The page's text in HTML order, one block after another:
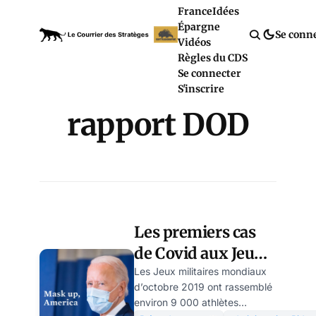
FranceIdées
Épargne
Vidéos
Règles du CDS
Se connecter
S'inscrire
Se
rapport DOD
Les premiers cas
de Covid aux Jeux
militaires de
Wuhan 2019? Le
Les Jeux militaires mondiaux
d’octobre 2019 ont rassemblé
environ 9 000 athlètes